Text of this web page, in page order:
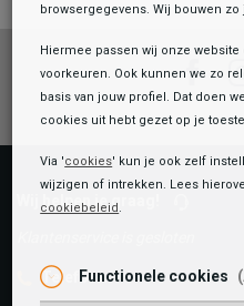
Toegevoegd aan je
Wij helpen je graag!
Telefoon
browsergegevens. Wij bouwen
Hiermee passen wij onze
voorkeuren. Ook kunnen we zo
basis van jouw profiel. Dat doen
cookies uit hebt gezet op je
Via 'cookies' kun je ook zelf
wijzigen of intrekken. Lees
cookiebeleid.
Functionele cookies